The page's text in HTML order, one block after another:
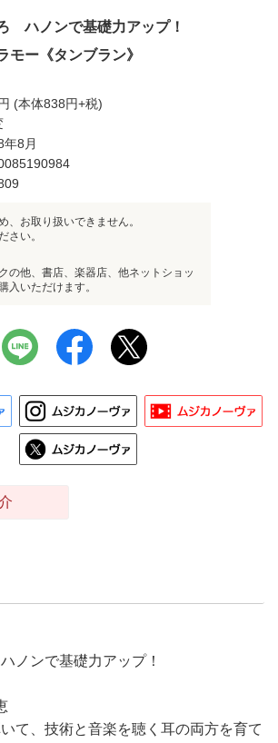
ハノンで基礎力アップ！
モー《タンブラン》
(本体838円+税)
年8月
、お取り扱いできません。
さい。
の他、書店、楽器店、他ネットショッ
入いただけます。
ノンで基礎力アップ！
て、技術と音楽を聴く耳の両方を育て